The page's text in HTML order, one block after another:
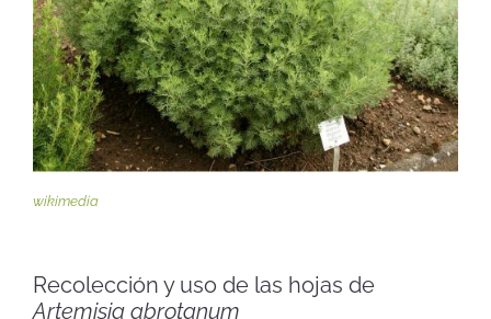
wikimedia
Recolección y uso de las hojas de
Artemisia abrotanum